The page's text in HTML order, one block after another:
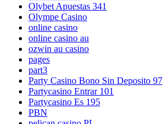
Olybet Apuestas 341
Olympe Casino
online casino
online casino au
ozwin au casino
pages
part3
Party Casino Bono Sin Deposito 97
Partycasino Entrar 101
Partycasino Es 195
PBN